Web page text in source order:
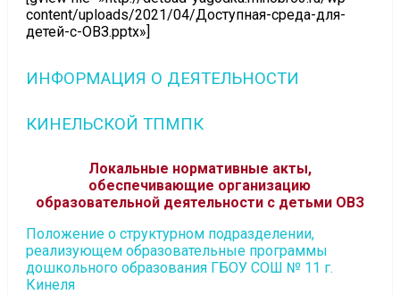
content/uploads/2021/04/Доступная-среда-для-
детей-с-ОВЗ.pptx»]
ИНФОРМАЦИЯ О ДЕЯТЕЛЬНОСТИ
КИНЕЛЬСКОЙ ТПМПК
Локальные нормативные акты,
обеспечивающие организацию
образовательной деятельности с детьми ОВЗ
Положение о структурном подразделении,
реализующем образовательные программы
дошкольного образования ГБОУ СОШ № 11 г.
Кинеля